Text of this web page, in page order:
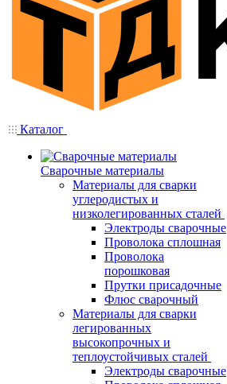
Каталог
Сварочные материалы
Материалы для сварки
углеродистых и
низколегированных сталей
Электроды сварочные
Проволока сплошная
Проволока
порошковая
Прутки присадочные
Флюс сварочный
Материалы для сварки
легированных
высокопрочных и
теплоустойчивых сталей
Электроды сварочные